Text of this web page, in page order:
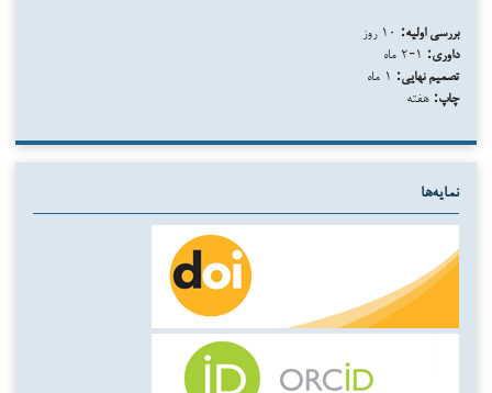
بررسی اولیه:
داوری:
تصمیم نهایی:
چاپ: هفته
نمایه‌ها